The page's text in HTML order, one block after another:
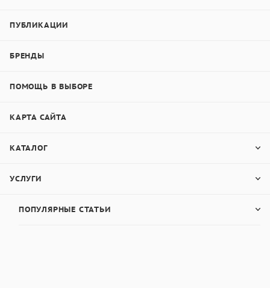
ПУБЛИКАЦИИ
БРЕНДЫ
ПОМОЩЬ В ВЫБОРЕ
КАРТА САЙТА
КАТАЛОГ
УСЛУГИ
ПОПУЛЯРНЫЕ СТАТЬИ